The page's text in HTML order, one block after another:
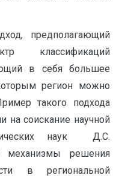
предполагающий
классификаций
в себя большее
регион можно
такого подхода
на соискание научной
наук Д.С.
решения
в региональной